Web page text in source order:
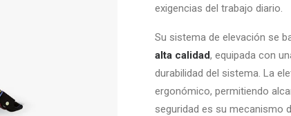
exigencias del trabajo diario.
Su sistema de elevación se
alta calidad, equipada con
durabilidad del sistema. La
ergonómico, permitiendo
seguridad es su mecanismo